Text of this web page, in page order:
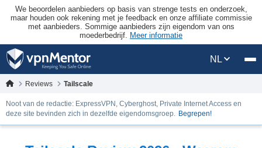
We beoordelen aanbieders op basis van strenge tests en onderzoek,
maar houden ook rekening met je feedback en onze affiliate commissie
met aanbieders. Sommige aanbieders zijn eigendom van ons
moederbedrijf. Meer informatie
NL
Reviews Tailscale
Noot van de redactie: ExpressVPN, Cyberghost, Private Internet Access en
deze site bevinden zich in dezelfde eigendomsgroep. Begrepen!